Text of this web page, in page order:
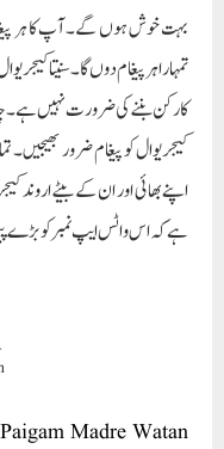
بہت خوش ہوں گے۔ آپ کا ہر
تمہارا ہر پیغام دوں گا۔ سنیتا
کا رکن بننے کی ضرورت نہیں ہے۔
کیجریوال کو پیغام ضرور
اپنے بھائی اور ان کے بیٹے اروند
ہے کہ اس واٹس ایپ نمبر کو بڑے
Paigam Madre Watan